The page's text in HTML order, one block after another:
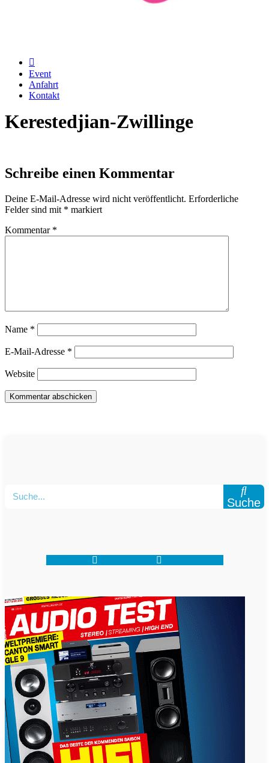
Event
Anfahrt
Kontakt
Kerestedjian-Zwillinge
Schreibe einen Kommentar
Deine E-Mail-Adresse wird nicht veröffentlicht. Erforderliche
Felder sind mit * markiert
Kommentar *
Name *
E-Mail-Adresse *
Website
Suche